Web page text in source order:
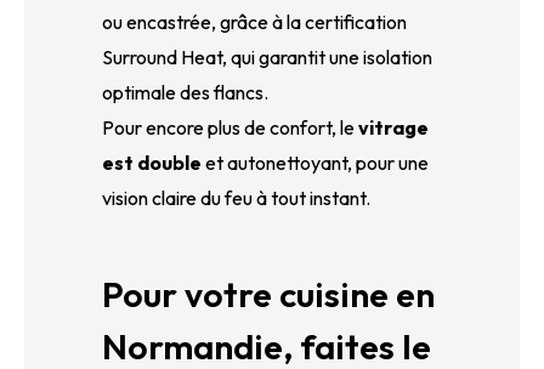
ou encastrée, grâce à la certification
Surround Heat, qui garantit une isolation
optimale des flancs.
Pour encore plus de confort, levitrage
est double et autonettoyant, pour une
vision claire du feu à tout instant.
Pour votre cuisine en
Normandie, faites le